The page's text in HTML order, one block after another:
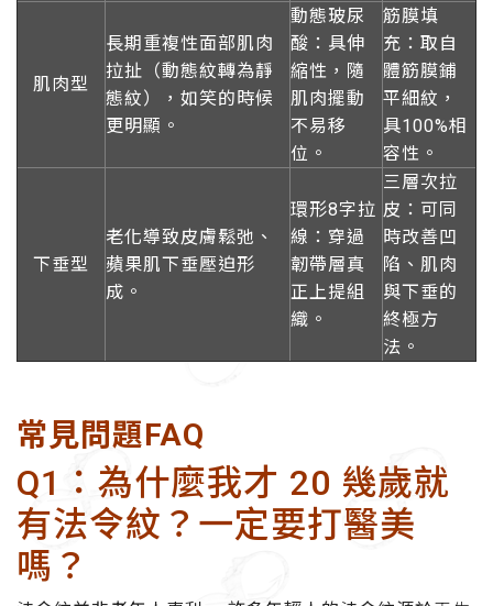
肌肉型
長期重複性面部肌肉
拉扯（動態紋轉為靜
態紋），如笑的時候
更明顯。
動態玻尿
酸：具伸
縮性，隨
肌肉擺動
不易移
位。
筋膜填
充：取自
體筋膜鋪
平細紋，
具100%相
容性。
下垂型
老化導致皮膚鬆弛、
蘋果肌下垂壓迫形
成。
環形8字拉
線：穿過
韌帶層真
正上提組
織。
三層次拉
皮：可同
時改善凹
陷、肌肉
與下垂的
終極方
法。
常見問題FAQ
Q1：為什麼我才 20 幾歲就
有法令紋？一定要打醫美
嗎？